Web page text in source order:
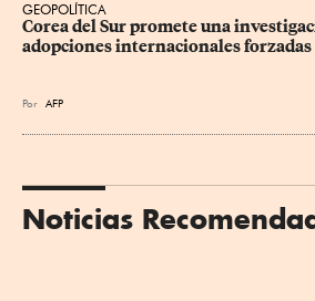
GEOPOLÍTICA
Corea del Sur promete una
adopciones internacionales forzadas
Por AFP
Noticias